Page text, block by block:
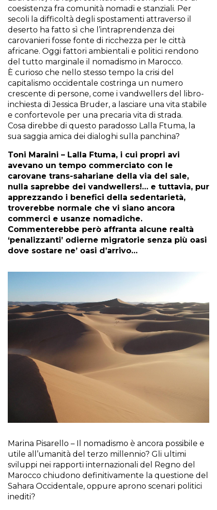
coesistenza fra comunità nomadi e stanziali. Per
secoli la difficoltà degli spostamenti attraverso il
deserto ha fatto sì che l’intraprendenza dei
carovanieri fosse fonte di ricchezza per le città
africane. Oggi fattori ambientali e politici rendono
del tutto marginale il nomadismo in Marocco.
È curioso che nello stesso tempo la crisi del
capitalismo occidentale costringa un numero
crescente di persone, come i vandwellers del libro-
inchiesta di Jessica Bruder, a lasciare una vita stabile
e confortevole per una precaria vita di strada.
Cosa direbbe di questo paradosso Lalla Ftuma, la
sua saggia amica dei dialoghi sulla panchina?
Toni Maraini – Lalla Ftuma, i cui propri avi
avevano un tempo commerciato con le
carovane trans-sahariane della via del sale,
nulla saprebbe dei vandwellers!… e tuttavia, pur
apprezzando i benefici della sedentarietà,
troverebbe normale che vi siano ancora
commerci e usanze nomadiche.
Commenterebbe però affranta alcune realtà
‘penalizzanti’ odierne migratorie senza più oasi
dove sostare ne’ oasi d’arrivo…
Marina Pisarello – Il nomadismo è ancora possibile e
utile all’umanità del terzo millennio? Gli ultimi
sviluppi nei rapporti internazionali del Regno del
Marocco chiudono definitivamente la questione del
Sahara Occidentale, oppure aprono scenari politici
inediti?